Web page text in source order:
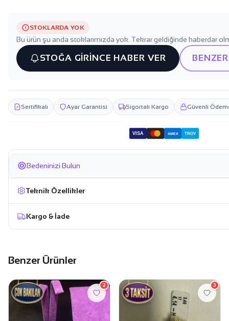
STOKLARDA YOK
Bu ürün şu anda stoklarımızda yok. Tekrar geldiğinde haberdar
STOĞA GİRİNCE HABER VER
Sertifikalı Ayar Garantisi Sigortalı Kargo Güvenli
VISA AMEX TROY
Bedeninizi Bulun
Teknik Özellikler
Kargo & İade
Benzer Ürünler
2 3